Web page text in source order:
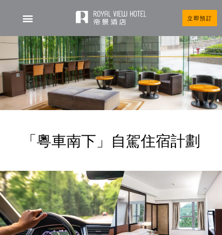
立即預訂
「粵車南下」自駕住宿計劃